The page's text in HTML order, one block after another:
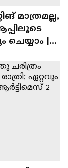
മാത്രമല്ല,
ചെയ്യാം |